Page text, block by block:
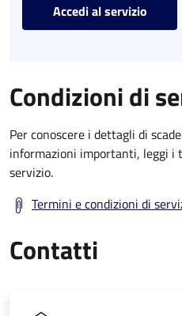
Accedi al servizio
Condizioni di
Per conoscere i dettagli di
informazioni importanti, leggi i
servizio.
Termini e condizioni di
Contatti